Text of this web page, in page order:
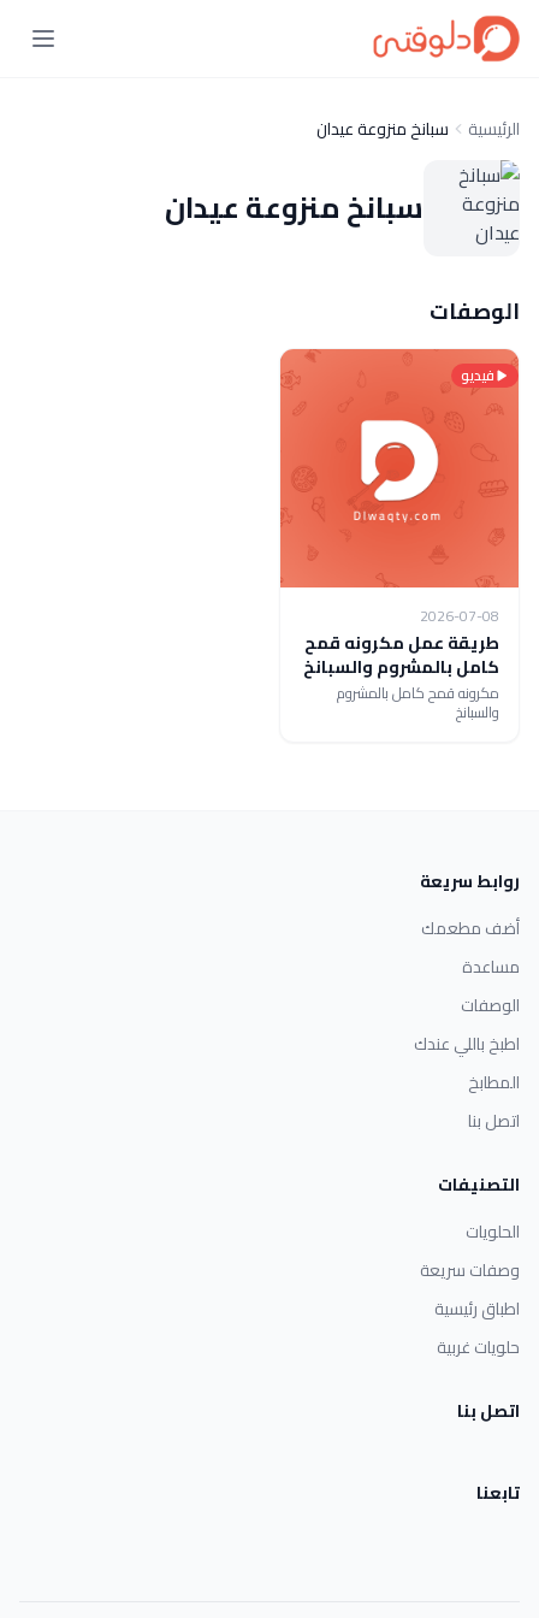
الرئيسية سبانخ منزوعة عيدان
سبانخ منزوعة عيدان
الوصفات
فيديو
2026-07-08
طريقة عمل مكرونه قمح
كامل بالمشروم والسبانخ
مكرونه قمح كامل بالمشروم
والسبانخ
روابط سريعة
أضف مطعمك
مساعدة
الوصفات
اطبخ باللي عندك
المطابخ
اتصل بنا
التصنيفات
الحلويات
وصفات سريعة
اطباق رئيسية
حلويات غربية
اتصل بنا
تابعنا